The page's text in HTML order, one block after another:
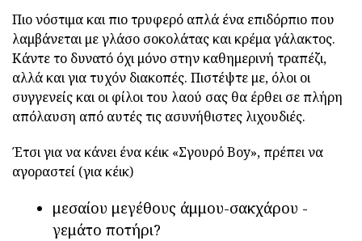
Πιο νόστιμα και πιο τρυφερό απλά ένα επιδόρπιο που
λαμβάνεται με γλάσο σοκολάτας και κρέμα γάλακτος.
Κάντε το δυνατό όχι μόνο στην καθημερινή τραπέζι,
αλλά και για τυχόν διακοπές. Πιστέψτε με, όλοι οι
συγγενείς και οι φίλοι του λαού σας θα έρθει σε πλήρη
απόλαυση από αυτές τις ασυνήθιστες λιχουδιές.
Έτσι για να κάνει ένα κέικ «Σγουρό Boy», πρέπει να
αγοραστεί (για κέικ)
μεσαίου μεγέθους άμμου-σακχάρου -
γεμάτο ποτήρι?